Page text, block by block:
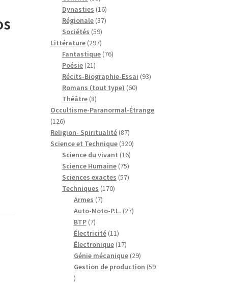
produits
Dynasties 1616
produits
Régionale 3737
Sociétés 5959
produits
Littérature 297297
produits
Fantastique 7676
Poésie 2121
produits
Récits-Biographie-Essai 9393
Romans (tout type) 6060
Théâtre 88
produits
Occultisme-Paranormal-Étrange
126126
produits
Religion- Spiritualité 8787
produits
Science et Technique 320320
Science du vivant 1616
produits
Science Humaine 7575
produits
Sciences exactes 5757
Techniques 170170
Armes 77
produits
Auto-Moto-P.L. 2727
BTP 77
produits
Électricité 1111
produits
Électronique 1717
produits
Génie mécanique 2929
produits
Gestion de production 59
59